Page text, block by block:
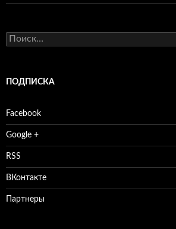
Найти:
ПОДПИСКА
Facebook
Google +
RSS
ВКонтакте
Партнеры